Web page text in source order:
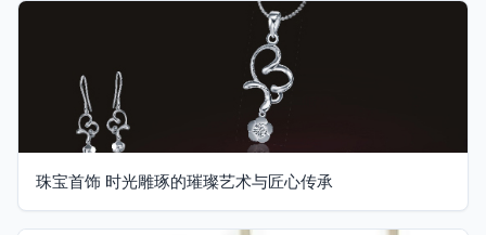
珠宝首饰 时光雕琢的璀璨艺术与匠心传承